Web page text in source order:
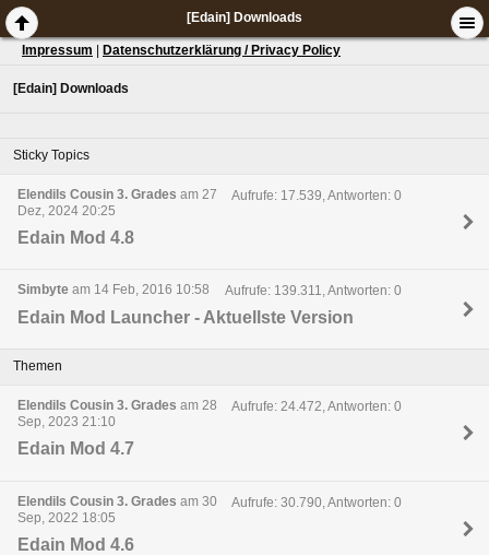
[Edain] Downloads
Impressum Datenschutzerklärung / Privacy Policy
[Edain] Downloads
Sticky Topics
Elendils Cousin 3. Grades am 27
Dez, 2024 20:25
Aufrufe: 17.539, Antworten: 0
Edain Mod 4.8
Simbyte am 14 Feb, 2016 10:58 Aufrufe: 139.311, Antworten: 0
Edain Mod Launcher - Aktuellste Version
Themen
Elendils Cousin 3. Grades am 28
Sep, 2023 21:10
Aufrufe: 24.472, Antworten: 0
Edain Mod 4.7
Elendils Cousin 3. Grades am 30
Sep, 2022 18:05
Aufrufe: 30.790, Antworten: 0
Edain Mod 4.6